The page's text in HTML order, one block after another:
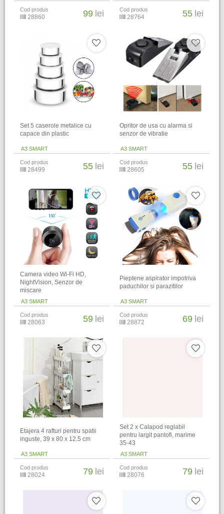
Cod produs
28860 99 lei Cod produs
28764 55 lei
Set 5 caserole metalice cu
capace din plastic
A3 SMART
Cod produs
28499 55 lei
Opritor de usa cu alarma si
senzor de vibratie
A3 SMART
Cod produs
28605 55 lei
Camera video Wi-Fi HD,
NightVision, Senzor de
miscare
A3 SMART
Cod produs
28063 59 lei
Pieptene aspirator impotriva
paduchilor si parazitilor
A3 SMART
Cod produs
28872 69 lei
Etajera 4 rafturi pentru spatii
inguste, 39 x 80 x 12.5 cm
A3 SMART
Cod produs
28024 79 lei
Set 2 x Calapod reglabil
pentru largit pantofi, marime
35-43
A3 SMART
Cod produs
28076 79 lei